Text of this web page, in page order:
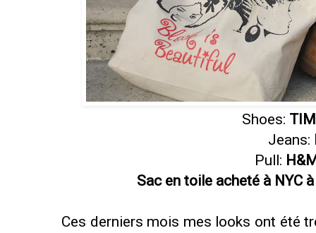
Shoes:
Jeans:
Pull:
Sac en toile acheté à NYC
Ces derniers mois mes looks ont été